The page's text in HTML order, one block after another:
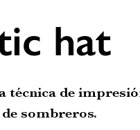
hat
técnica de
sombreros.